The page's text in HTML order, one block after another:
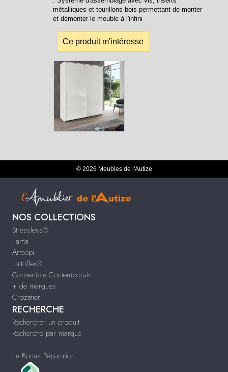
métalliques et tourillons bois permettant de monter
et démonter le meuble à l'infini
Ce produit m'intéresse
© 2026 Meubles de l'Autize
NOS COLLECTIONS
Stressless®
Fama
Artcopi
Lattoflex®
Convertible Contemporain
+ de marques
Crozatier
RECHERCHE
Rechercher un produit
Recherche par marque
Le Bonus Réparation